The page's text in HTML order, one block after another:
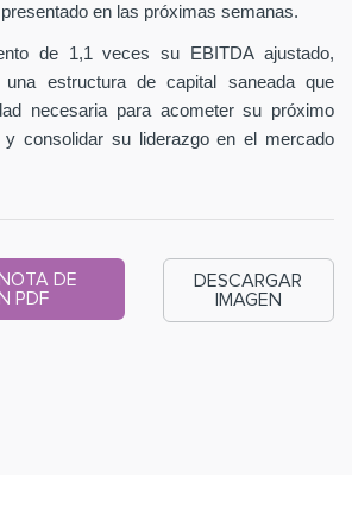
en las próximas semanas.
de 1,1 veces su EBITDA ajustado,
estructura de capital saneada que
necesaria para acometer su próximo
consolidar su liderazgo en el mercado
DE
PDF
DESCARGAR
IMAGEN